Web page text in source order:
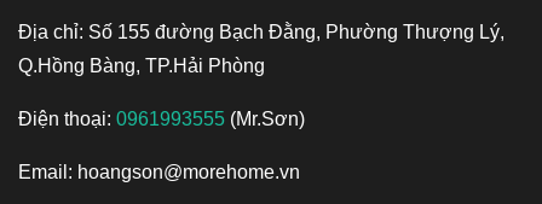
Địa chỉ: Số 155 đường Bạch Đằng, Phường Thượng Lý,
Q.Hồng Bàng, TP.Hải Phòng
Điện thoại: 0961993555 (Mr.Sơn)
Email: hoangson@morehome.vn